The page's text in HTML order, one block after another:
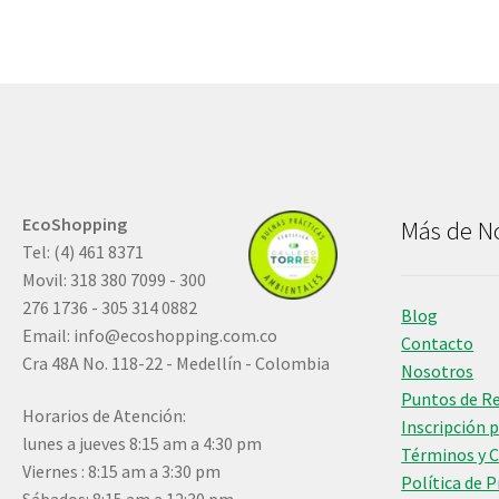
EcoShopping
Tel: (4) 461 8371
Movil: 318 380 7099 - 300
276 1736 - 305 314 0882
Email: info@ecoshopping.com.co
Cra 48A No. 118-22 - Medellín - Colombia
Horarios de Atención:
lunes a jueves 8:15 am a 4:30 pm
Viernes : 8:15 am a 3:30 pm
Más de
Blog
Contacto
Nosotros
Puntos de
Inscripción
Términos y
Política de